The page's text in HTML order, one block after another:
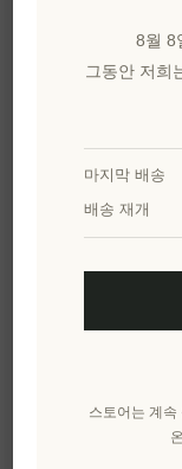
친구에게 이
통적인 스킨케
엄 올리브 오일
8월 8
그동안 저희
마지막 배송
배송 재개
스토어는 계